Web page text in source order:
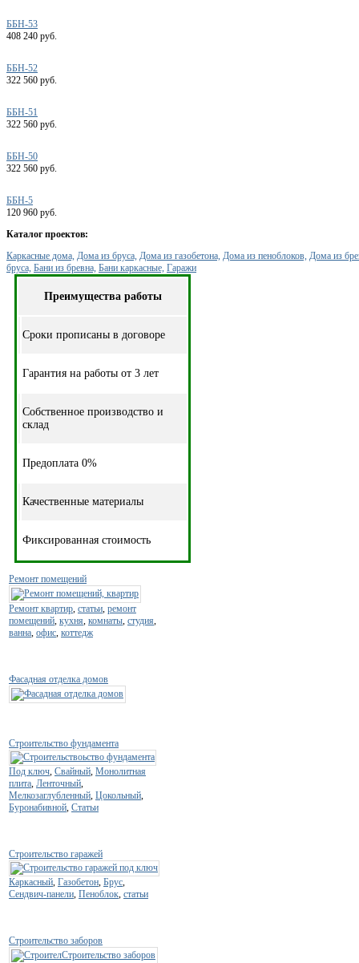
ББН-53
408 240 руб.
ББН-52
322 560 руб.
ББН-51
322 560 руб.
ББН-50
322 560 руб.
ББН-5
120 960 руб.
Каталог проектов:
Каркасные дома, Дома из бруса, Дома из газобетона, Дома из пеноблоков, Дома из
бруса, Бани из бревна, Бани каркасные, Гаражи
Преимущества работы
Cроки прописаны в договоре
Гарантия на работы от 3 лет
Собственное производство и
склад
Предоплата 0%
Качественные материалы
Фиксированная стоимость
Ремонт помещений
Ремонт квартир статьи ремонт
помещений кухня комнаты студия
ванна офис коттедж
Фасадная отделка домов
Строительство фундамента
Под ключ Свайный Монолитная
плита Ленточный
Мелкозаглубленный Цокольный
Буронабивной Статьи
Строительство гаражей
Каркасный Газобетон Брус
Сендвич-панели Пеноблок статьи
Строительство заборов